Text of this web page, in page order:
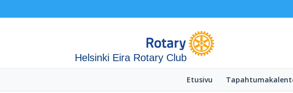
Helsinki Eira Rotary Club
Etusivu